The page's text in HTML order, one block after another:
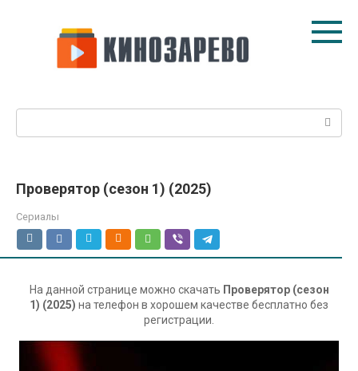
Проверятор (сезон 1) (2025)
Сериалы
На данной странице можно скачать Проверятор (сезон
1) (2025) на телефон в хорошем качестве бесплатно без
регистрации.